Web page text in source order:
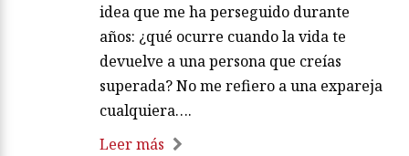
idea que me ha perseguido durante
años: ¿qué ocurre cuando la vida te
devuelve a una persona que creías
superada? No me refiero a una expareja
cualquiera….
Leer más